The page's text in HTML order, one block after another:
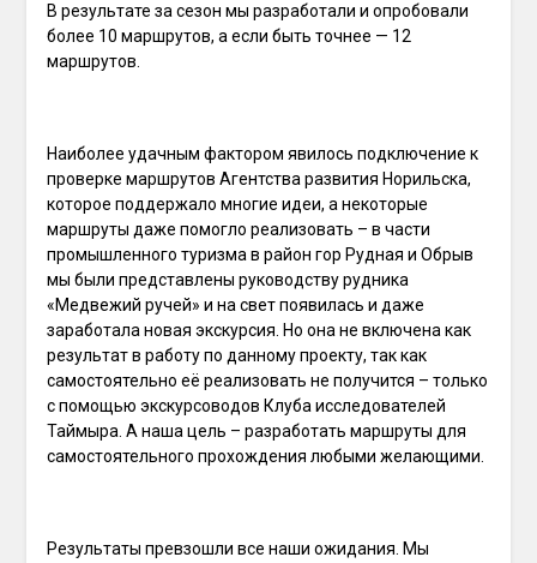
В результате за сезон мы разработали и опробовали
более 10 маршрутов, а если быть точнее — 12
маршрутов.
Наиболее удачным фактором явилось подключение к
проверке маршрутов Агентства развития Норильска,
которое поддержало многие идеи, а некоторые
маршруты даже помогло реализовать – в части
промышленного туризма в район гор Рудная и Обрыв
мы были представлены руководству рудника
«Медвежий ручей» и на свет появилась и даже
заработала новая экскурсия. Но она не включена как
результат в работу по данному проекту, так как
самостоятельно её реализовать не получится – только
с помощью экскурсоводов Клуба исследователей
Таймыра. А наша цель – разработать маршруты для
самостоятельного прохождения любыми желающими.
Результаты превзошли все наши ожидания. Мы